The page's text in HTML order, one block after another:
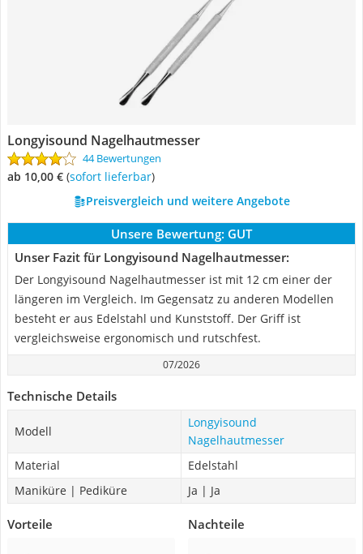
Longyisound Nagelhautmesser
44 Bewertungen
ab 10,00 € ( Sofort lieferbar)
Preisvergleich und weitere Angebote
Unsere Bewertung: GUT
Unser Fazit für Longyisound Nagelhautmesser:
Der Longyisound Nagelhautmesser ist mit 12 cm einer der
längeren im Vergleich. Im Gegensatz zu anderen Modellen
besteht er aus Edelstahl und Kunststoff. Der Griff ist
vergleichsweise ergonomisch und rutschfest.
07/2026
Technische Details
Modell
Longyisound
Nagelhautmesser
Material
Edelstahl
Maniküre | Pediküre
Ja | Ja
Vorteile Nachteile